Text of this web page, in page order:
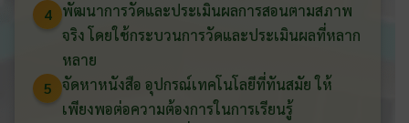
4 พัฒนาการวัดและประเมินผลการสอนตามสภาพ
จริง โดยใช้กระบวนการวัดและประเมินผลที่หลาก
หลาย
5 จัดหาหนังสือ อุปกรณ์เทคโนโลยีที่ทันสมัย ให้
เพียงพอต่อความต้องการในการเรียนรู้